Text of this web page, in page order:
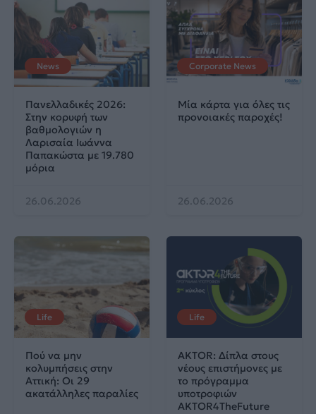
News
Πανελλαδικές 2026:
Στην κορυφή των
βαθμολογιών η
Λαρισαία Ιωάννα
Παπακώστα με 19.780
μόρια
26.06.2026
Corporate News
Μία κάρτα για όλες τις
προνοιακές παροχές!
26.06.2026
Life
Πού να μην
κολυμπήσεις στην
Αττική: Οι 29
ακατάλληλες παραλίες
Life
AKTOR: Δίπλα στους
νέους επιστήμονες με
το πρόγραμμα
υποτροφιών
AKTOR4TheFuture